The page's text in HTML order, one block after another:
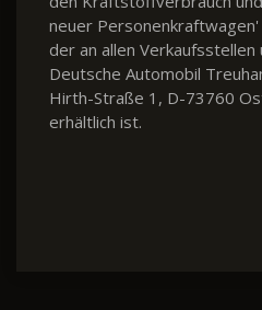
neuer
der an allen Verkaufsstellen
Deutsche Automobil
Hirth-Straße 1, D-73760
erhältlich ist.